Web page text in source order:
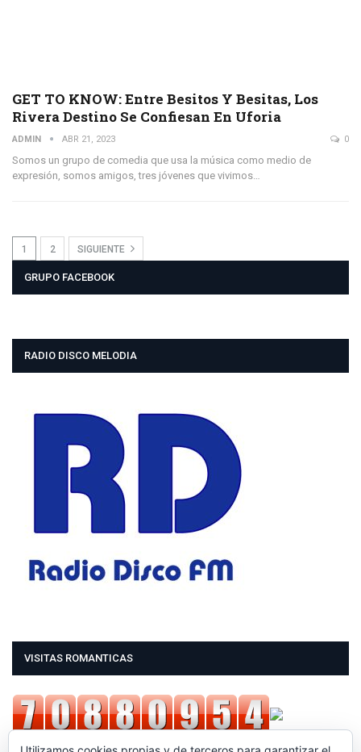
GET TO KNOW: Entre Besitos Y Besitas, Los
Rivera Destino Se Confiesan En Uforia
ADMIN ABR 21, 2023 0
Somos un grupo de comedia que usa la música como medio de
expresión, somos amigos, tres jóvenes que vivimos…
1 2 SIGUIENTE
GRUPO FACEBOOK
RADIO DISCO MELODIA
VISITAS ROMANTICAS